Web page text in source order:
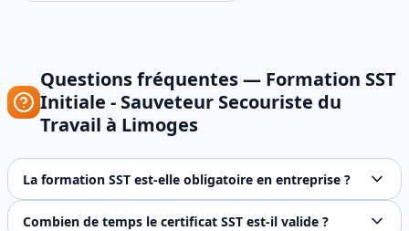
Questions fréquentes — Formation SST
Initiale - Sauveteur Secouriste du
Travail à Limoges
La formation SST est-elle obligatoire en entreprise ?
Oui, le Code du travail (R4224-15) impose la présence
Combien de temps le certificat SST est-il valide ?